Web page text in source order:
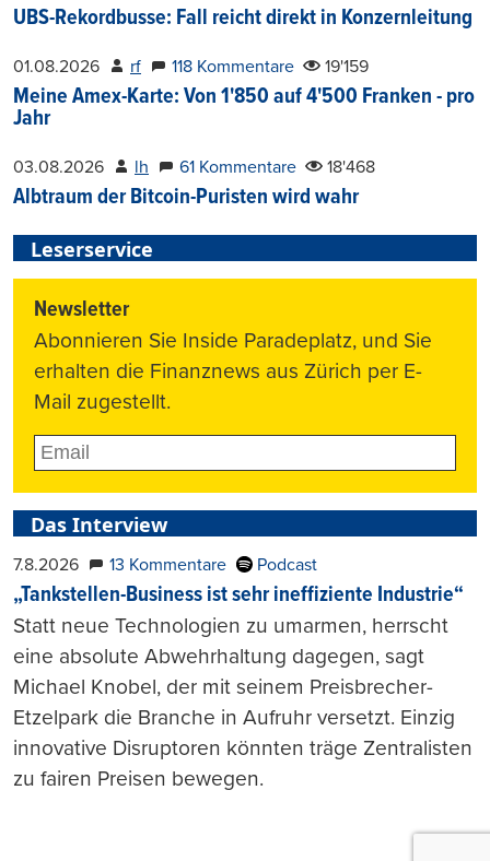
UBS-Rekordbusse: Fall reicht direkt in Konzernleitung
01.08.2026 rf 118 Kommentare 19'159
Meine Amex-Karte: Von 1'850 auf 4'500 Franken - pro
Jahr
03.08.2026 lh 61 Kommentare 18'468
Albtraum der Bitcoin-Puristen wird wahr
Leserservice
Newsletter
Abonnieren Sie Inside Paradeplatz, und Sie
erhalten die Finanznews aus Zürich per E-
Mail zugestellt.
Das Interview
7.8.2026 13 Kommentare Podcast
„Tankstellen-Business ist sehr ineffiziente Industrie“
Statt neue Technologien zu umarmen, herrscht
eine absolute Abwehrhaltung dagegen, sagt
Michael Knobel, der mit seinem Preisbrecher-
Etzelpark die Branche in Aufruhr versetzt. Einzig
innovative Disruptoren könnten träge Zentralisten
zu fairen Preisen bewegen.